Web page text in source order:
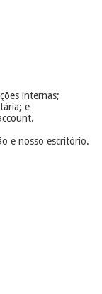
internas;
e
e nosso escritório.